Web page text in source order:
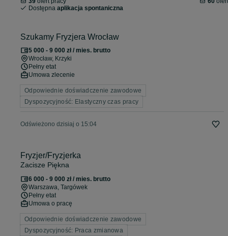
Dostępna aplikacja spontaniczna
Szukamy Fryzjera Wrocław
5 000 - 9 000 zł / mies. brutto
Wrocław, Krzyki
Pełny etat
Umowa zlecenie
Odpowiednie doświadczenie zawodowe
Dyspozycyjność: Elastyczny czas pracy
Odświeżono dzisiaj o 15:04
Fryzjer/Fryzjerka
Zacisze Piękna
6 000 - 9 000 zł / mies. brutto
Warszawa, Targówek
Pełny etat
Umowa o pracę
Odpowiednie doświadczenie zawodowe
Dyspozycyjność: Praca zmianowa